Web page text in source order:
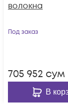
волокна
Под заказ
705 952 сум
В